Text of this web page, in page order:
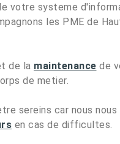
votre systeme
les PME de
de la maintenance de
de metier.
sereins car nous nous
en cas de difficultes.